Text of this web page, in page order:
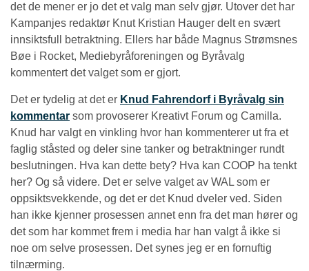
det de mener er jo det et valg man selv gjør. Utover det har
Kampanjes redaktør Knut Kristian Hauger delt en svært
innsiktsfull betraktning. Ellers har både Magnus Strømsnes
Bøe i Rocket, Mediebyråforeningen og Byråvalg
kommentert det valget som er gjort.
Det er tydelig at det er Knud Fahrendorf i Byråvalg sin
kommentar som provoserer Kreativt Forum og Camilla.
Knud har valgt en vinkling hvor han kommenterer ut fra et
faglig ståsted og deler sine tanker og betraktninger rundt
beslutningen. Hva kan dette bety? Hva kan COOP ha tenkt
her? Og så videre. Det er selve valget av WAL som er
oppsiktsvekkende, og det er det Knud dveler ved. Siden
han ikke kjenner prosessen annet enn fra det man hører og
det som har kommet frem i media har han valgt å ikke si
noe om selve prosessen. Det synes jeg er en fornuftig
tilnærming.